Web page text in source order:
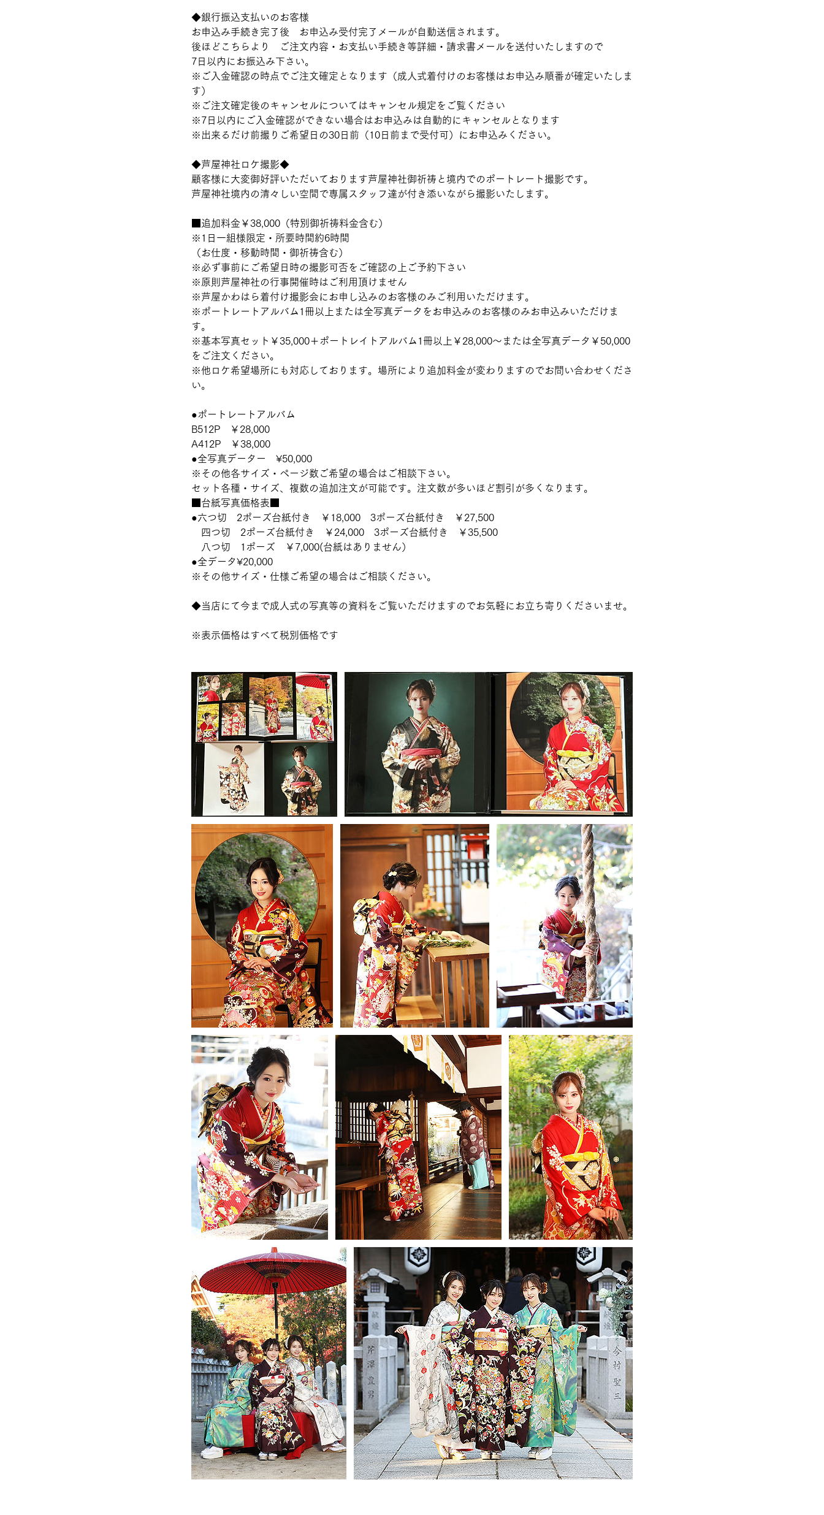
◆銀行振込支払いのお客様
お申込み手続き完了後 お申込み受付完了メールが自動送信されます。
後ほどこちらより ご注文内容・お支払い手続き等詳細・請求書メールを送付いたしますので
7日以内にお振込み下さい。
※ご入金確認の時点でご注文確定となります（成人式着付けのお客様はお申込み順番が確定いたしま
す）
※ご注文確定後のキャンセルについてはキャンセル規定をご覧ください
※7日以内にご入金確認ができない場合はお申込みは自動的にキャンセルとなります
※出来るだけ前撮りご希望日の30日前（10日前まで受付可）にお申込みください。
◆芦屋神社ロケ撮影◆
顧客様に大変御好評いただいております芦屋神社御祈祷と境内でのポートレート撮影です。
芦屋神社境内の清々しい空間で専属スタッフ達が付き添いながら撮影いたします。
■追加料金￥38,000（特別御祈祷料金含む）
※1日一組様限定・所要時間約6時間
（お仕度・移動時間・御祈祷含む）
※必ず事前にご希望日時の撮影可否をご確認の上ご予約下さい
※原則芦屋神社の行事開催時はご利用頂けません
※芦屋かわはら着付け撮影会にお申し込みのお客様のみご利用いただけます。
※ポートレートアルバム1冊以上または全写真データをお申込みのお客様のみお申込みいただけま
す。
※基本写真セット￥35,000＋ポートレイトアルバム1冊以上￥28,000～または全写真データ￥50,000
をご注文ください。
​※他ロケ希望場所にも対応しております。場所により追加料金が変わりますのでお問い合わせくださ
い。
​●ポートレートアルバム
B512P ￥28,000
A412P ￥38,000
●全写真データー ¥50,000
※その他各サイズ・ページ数ご希望の場合はご相談下さい。
セット各種・サイズ、複数の追加注文が可能です。注文数が多いほど割引が多くなります。
■台紙写真価格表■
●六つ切 2ポーズ台紙付き ￥18,000 3ポーズ台紙付き ￥27,500
四つ切 2ポーズ台紙付き ￥24,000 3ポーズ台紙付き ￥35,500
八つ切 1ポーズ ￥7,000(台紙はありません）
●全データ¥20,000
※その他サイズ・仕様ご希望の場合はご相談ください。
◆当店にて今まで成人式の写真等の資料をご覧いただけますのでお気軽にお立ち寄りくださいませ。
※表示価格はすべて税別価格です